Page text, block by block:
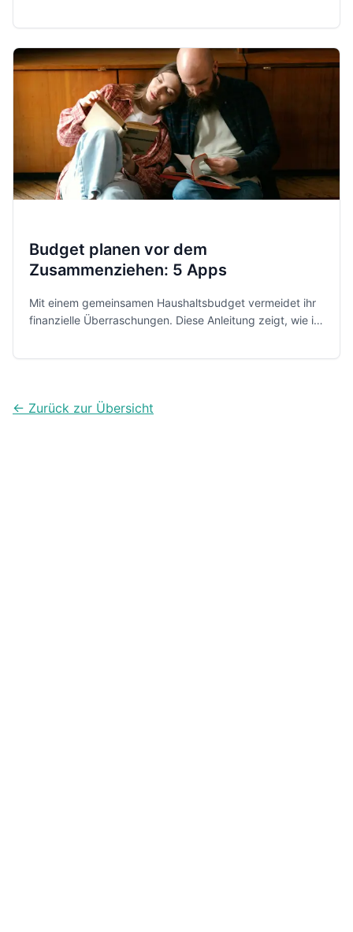
Budget planen vor dem
Zusammenziehen: 5 Apps
Mit einem gemeinsamen Haushaltsbudget vermeidet ihr
finanzielle Überraschungen. Diese Anleitung zeigt, wie ihr
← Zurück zur Übersicht